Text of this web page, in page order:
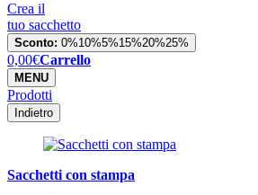
Crea il
tuo sacchetto
Sconto: 0%10%5%15%20%25%
0,00€Carrello
MENU
Prodotti
Indietro
Sacchetti con stampa